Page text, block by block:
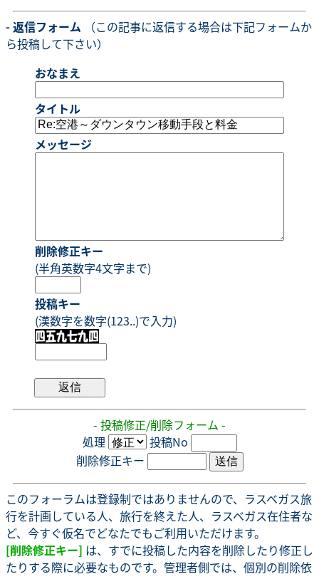
- 返信フォーム （この記事に返信する場合は下記フォームか
ら投稿して下さい）
おなまえ
タイトル
メッセージ
削除修正キー
(半角英数字4文字まで)
投稿キー
(漢数字を数字(123..)で入力)
- 投稿修正/削除フォーム -
処理
投稿No
削除修正キー
このフォーラムは登録制ではありませんので、ラスベガス旅
行を計画している人、旅行を終えた人、ラスベガス在住者な
ど、今すぐ仮名でどなたでもご利用いただけます。
[削除修正キー] は、すでに投稿した内容を削除したり修正し
たりする際に必要なものです。管理者側では、個別の削除依